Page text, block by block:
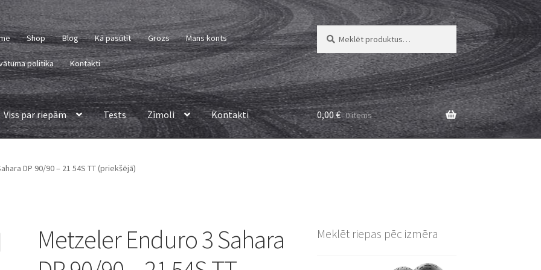
Shop Blog Kā pasūtīt Grozs Mans konts
politika Kontakti
Meklēt:
Meklēt
Viss par riepām Tests Zīmoli Kontakti 0,00€ 0 items
DP 90/90 – 21 54S TT (priekšējā)
Metzeler Enduro 3 Sahara
Meklēt riepas pēc izmēra